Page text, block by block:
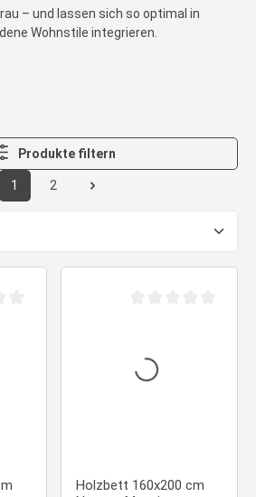
– und lassen sich so optimal in
Wohnstile integrieren.
Produkte filtern
Seite
1
Seite
2
Holzbett 160x200 cm